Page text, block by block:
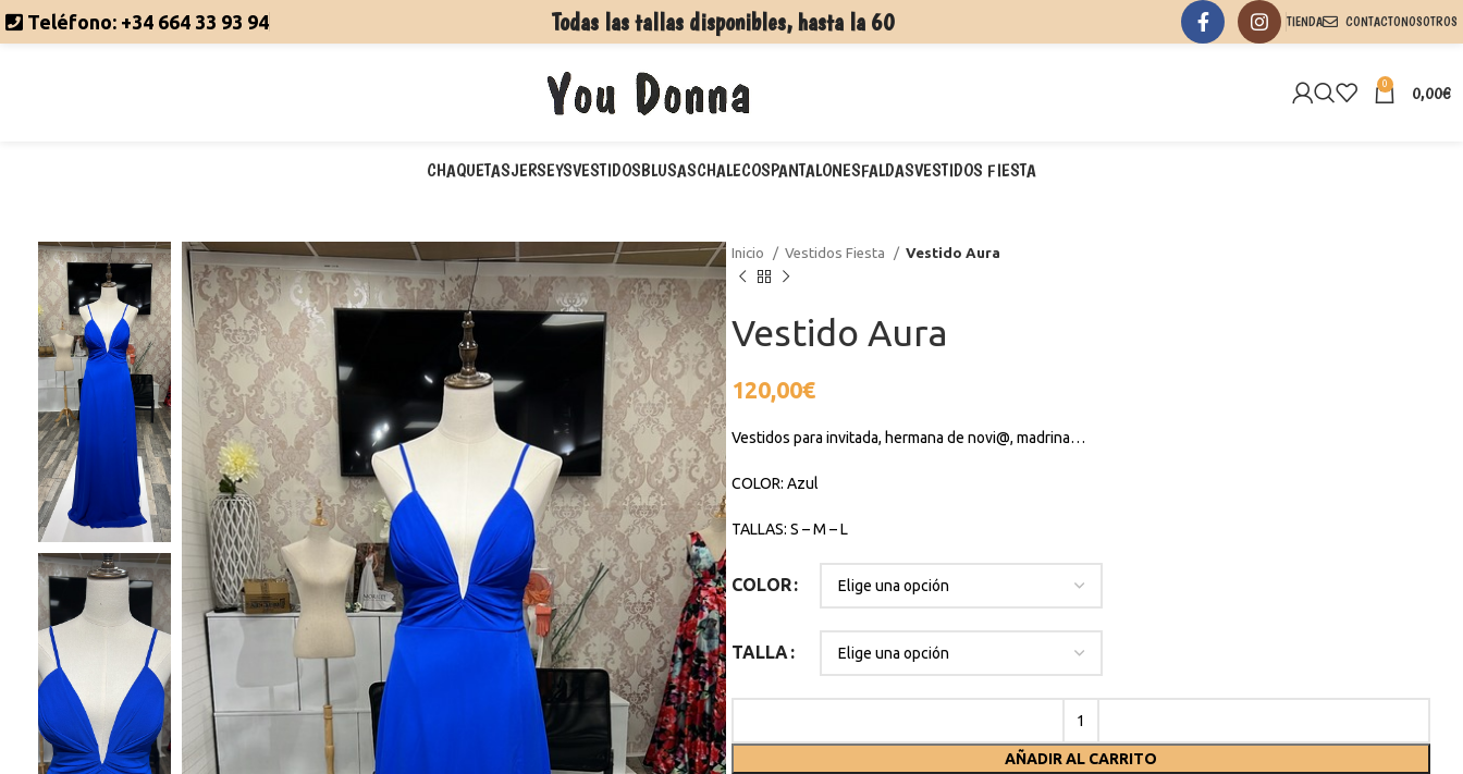
Teléfono: +34 664 33 93 94 Todas las tallas disponibles, hasta la 60 TIENDA CONTACTONOSOTROS
0 0,00€
CHAQUETASJERSEYSVESTIDOSBLUSASCHALECOSPANTALONESFALDASVESTIDOS FIESTA
Inicio Vestidos Fiesta Vestido Aura
Vestido Aura
120,00€
Vestidos para invitada, hermana de novi@, madrina…
COLOR: Azul
TALLAS: S – M – L
COLOR
TALLA
AÑADIR AL CARRITO